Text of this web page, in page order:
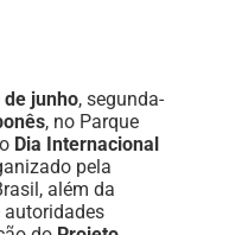
de junho, segunda-
, no Parque
Dia Internacional
pela
além da
autoridades